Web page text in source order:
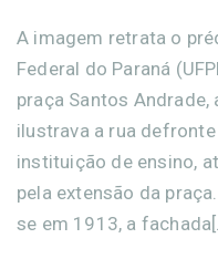
A imagem retrata o
Federal do Paraná
praça Santos
ilustrava a rua
instituição de ensino,
pela extensão da
se em 1913, a